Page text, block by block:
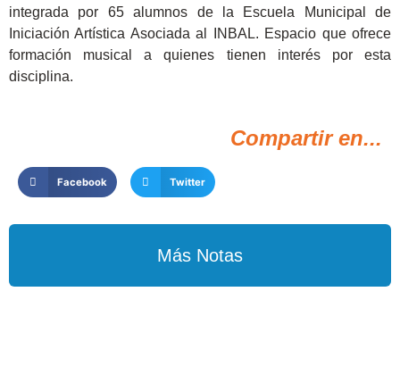
integrada por 65 alumnos de la Escuela Municipal de
Iniciación Artística Asociada al INBAL. Espacio que ofrece
formación musical a quienes tienen interés por esta
disciplina.
Compartir en...
Facebook Twitter
Más Notas